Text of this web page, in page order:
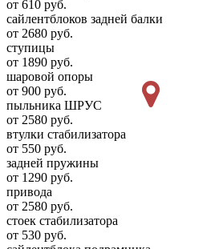
от 610 руб.
сайлентблоков задней балки
от 2680 руб.
ступицы
от 1890 руб.
шаровой опоры
от 900 руб.
пыльника ШРУС
от 2580 руб.
втулки стабилизатора
от 550 руб.
задней пружины
от 1290 руб.
привода
от 2580 руб.
стоек стабилизатора
от 530 руб.